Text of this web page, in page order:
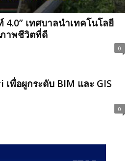
เทศบาลนำเทคโนโลยี
าพชีวิตที่ดี
0
พื่อผูกระดับ BIM และ GIS
0